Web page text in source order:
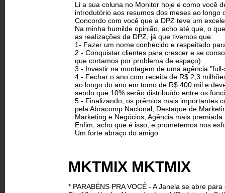
Li a sua coluna no Monitor hoje e como você
introdutório aos resumos dos meses ao longo
Concordo com você que a DPZ teve um
Na minha humilde opinião, acho até que, o
as realizações da DPZ, já que tivemos que:
1- Fazer um nome conhecido e respeitado
2 - Conquistar clientes para crescer e se
que cortamos por problema de espaço).
3 - Investir na montagem de uma agência
4 - Fechar o ano com receita de R$ 2,3
ao longo do ano em tomo de R$ 400 mil e
sendo que 10% serão distribuído entre os
5 - Finalizando, os prêmios mais importantes
pela Abracomp Nacional; Destaque de
Marketing e Negócios; Agência mais
Enfim, acho que é isso, e prometemos nos
Um forte abraço do amigo
MKTMIX MKTMIX
* PARABÉNS PRA VOCÊ - A Janela se abre